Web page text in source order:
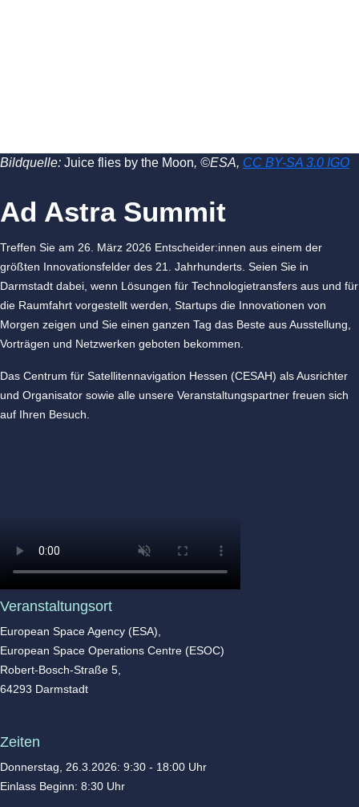
Bildquelle: Juice flies by the Moon, ©ESA, CC BY-SA 3.0 IGO
Ad Astra Summit
Treffen Sie am 26. März 2026 Entscheider:innen aus einem der
größten Innovationsfelder des 21. Jahrhunderts. Seien Sie in
Darmstadt dabei, wenn Lösungen für Technologietransfers aus und für
die Raumfahrt vorgestellt werden, Startups die Innovationen von
Morgen zeigen und Sie einen ganzen Tag das Beste aus Ausstellung,
Vorträgen und Netzwerken geboten bekommen.
Das Centrum für Satellitennavigation Hessen (CESAH) als Ausrichter
und Organisator sowie alle unsere Veranstaltungspartner freuen sich
auf Ihren Besuch.
Veranstaltungsort
European Space Agency (ESA),
European Space Operations Centre (ESOC)
Robert-Bosch-Straße 5,
64293 Darmstadt
Zeiten
Donnerstag, 26.3.2026: 9:30 - 18:00 Uhr
Einlass Beginn: 8:30 Uhr